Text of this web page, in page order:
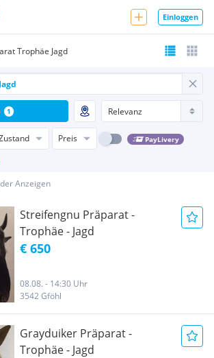
Einloggen
Trophäe Jagd
Preis PayLivery
1
Anzeigen
Streifengnu Präparat -
Trophäe - Jagd
€ 650
08.08. - 14:30 Uhr
3542 Gföhl
Grayduiker Präparat -
Trophäe - Jagd